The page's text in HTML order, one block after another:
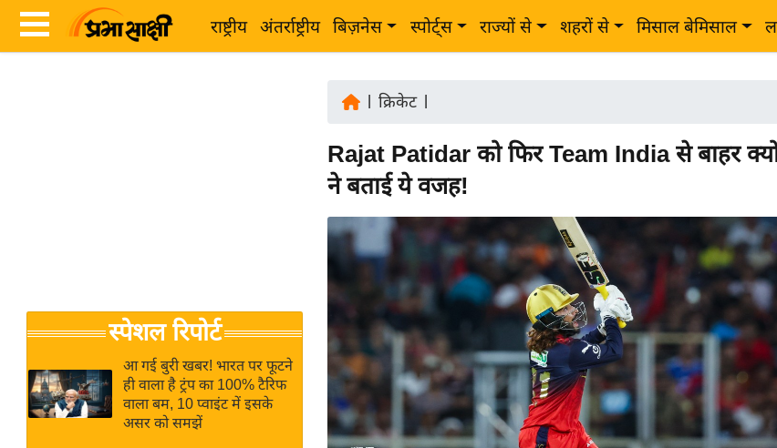
राष्ट्रीय अंतर्राष्ट्रीय बिज़नेस स्पोर्ट्स राज्यों से शहरों से मिसाल बेमिसाल
Breaking
News in
Hindi
Hindi
जगत
राय
बजट
स्पेशल रिपोर्ट
आ गई बुरी खबर! भारत पर फूटने
ही वाला है ट्रंप का 100% टैरिफ
वाला बम, 10 प्वाइंट में इसके
असर को समझें
क्रिकेट|
Rajat Patidar को फिर Team India से बाहर
ने बताई ये वजह!